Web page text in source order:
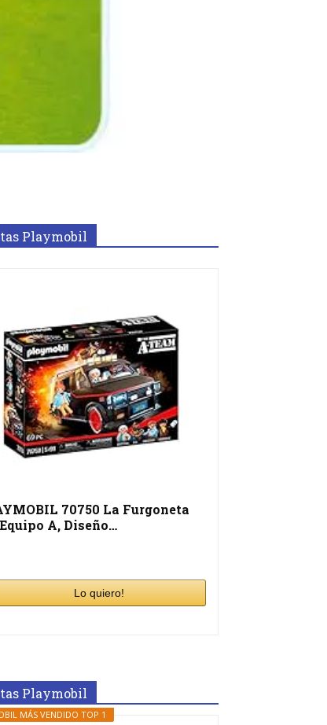
Playmobil
70750 La Furgoneta
A, Diseño…
Lo quiero!
Playmobil
MÁS VENDIDO TOP 1